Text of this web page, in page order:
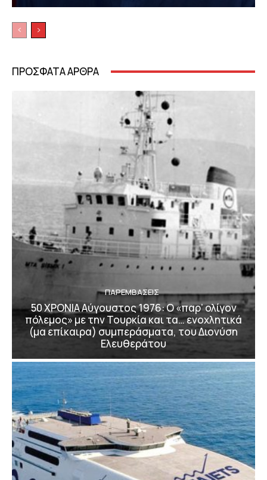
ΠΡΟΣΦΑΤΑ ΑΡΘΡΑ
ΠΑΡΕΜΒΑΣΕΙΣ
50 ΧΡΟΝΙΑ Αύγουστος 1976: Ο «παρ’ ολίγον
πόλεμος» με την Τουρκία και τα… ενοχλητικά
(μα επίκαιρα) συμπεράσματα, του Διονύση
Ελευθεράτου